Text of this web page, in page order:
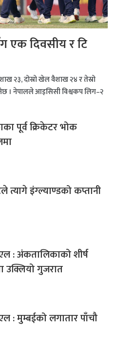
एक दिवसीय र टि
२३, दोस्रो खेल वैशाख २४ र तेस्रो
। नेपालले आइसिसी विश्वकप लिग–२
पूर्व क्रिकेटर भोक
त्यागे इंग्ल्याण्डको कप्तानी
: अंकतालिकाको शीर्ष
उक्लियो गुजरात
: मुम्बईको लगातार पाँचौ